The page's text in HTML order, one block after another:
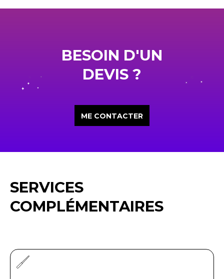
BESOIN D'UN
DEVIS ?
ME CONTACTER
SERVICES
COMPLÉMENTAIRES